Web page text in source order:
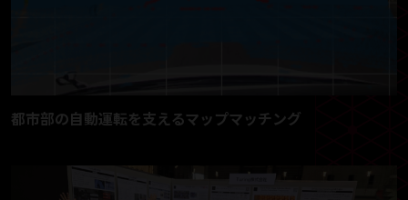
都市部の自動運転を支えるマップマッチング